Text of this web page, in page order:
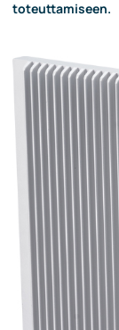
toteuttamiseen.